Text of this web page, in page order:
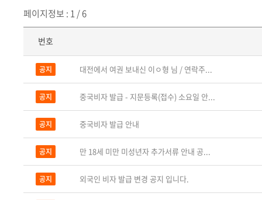
페이지정보 : 1 / 6
번호
공지 대전에서 여권 보내신 이ㅇ형 님 / 연락주...
공지 중국비자 발급 - 지문등록(접수) 소요일 안...
공지 중국비자 발급 안내
공지 만 18세 미만 미성년자 추가서류 안내 공...
공지 외국인 비자 발급 변경 공지 입니다.